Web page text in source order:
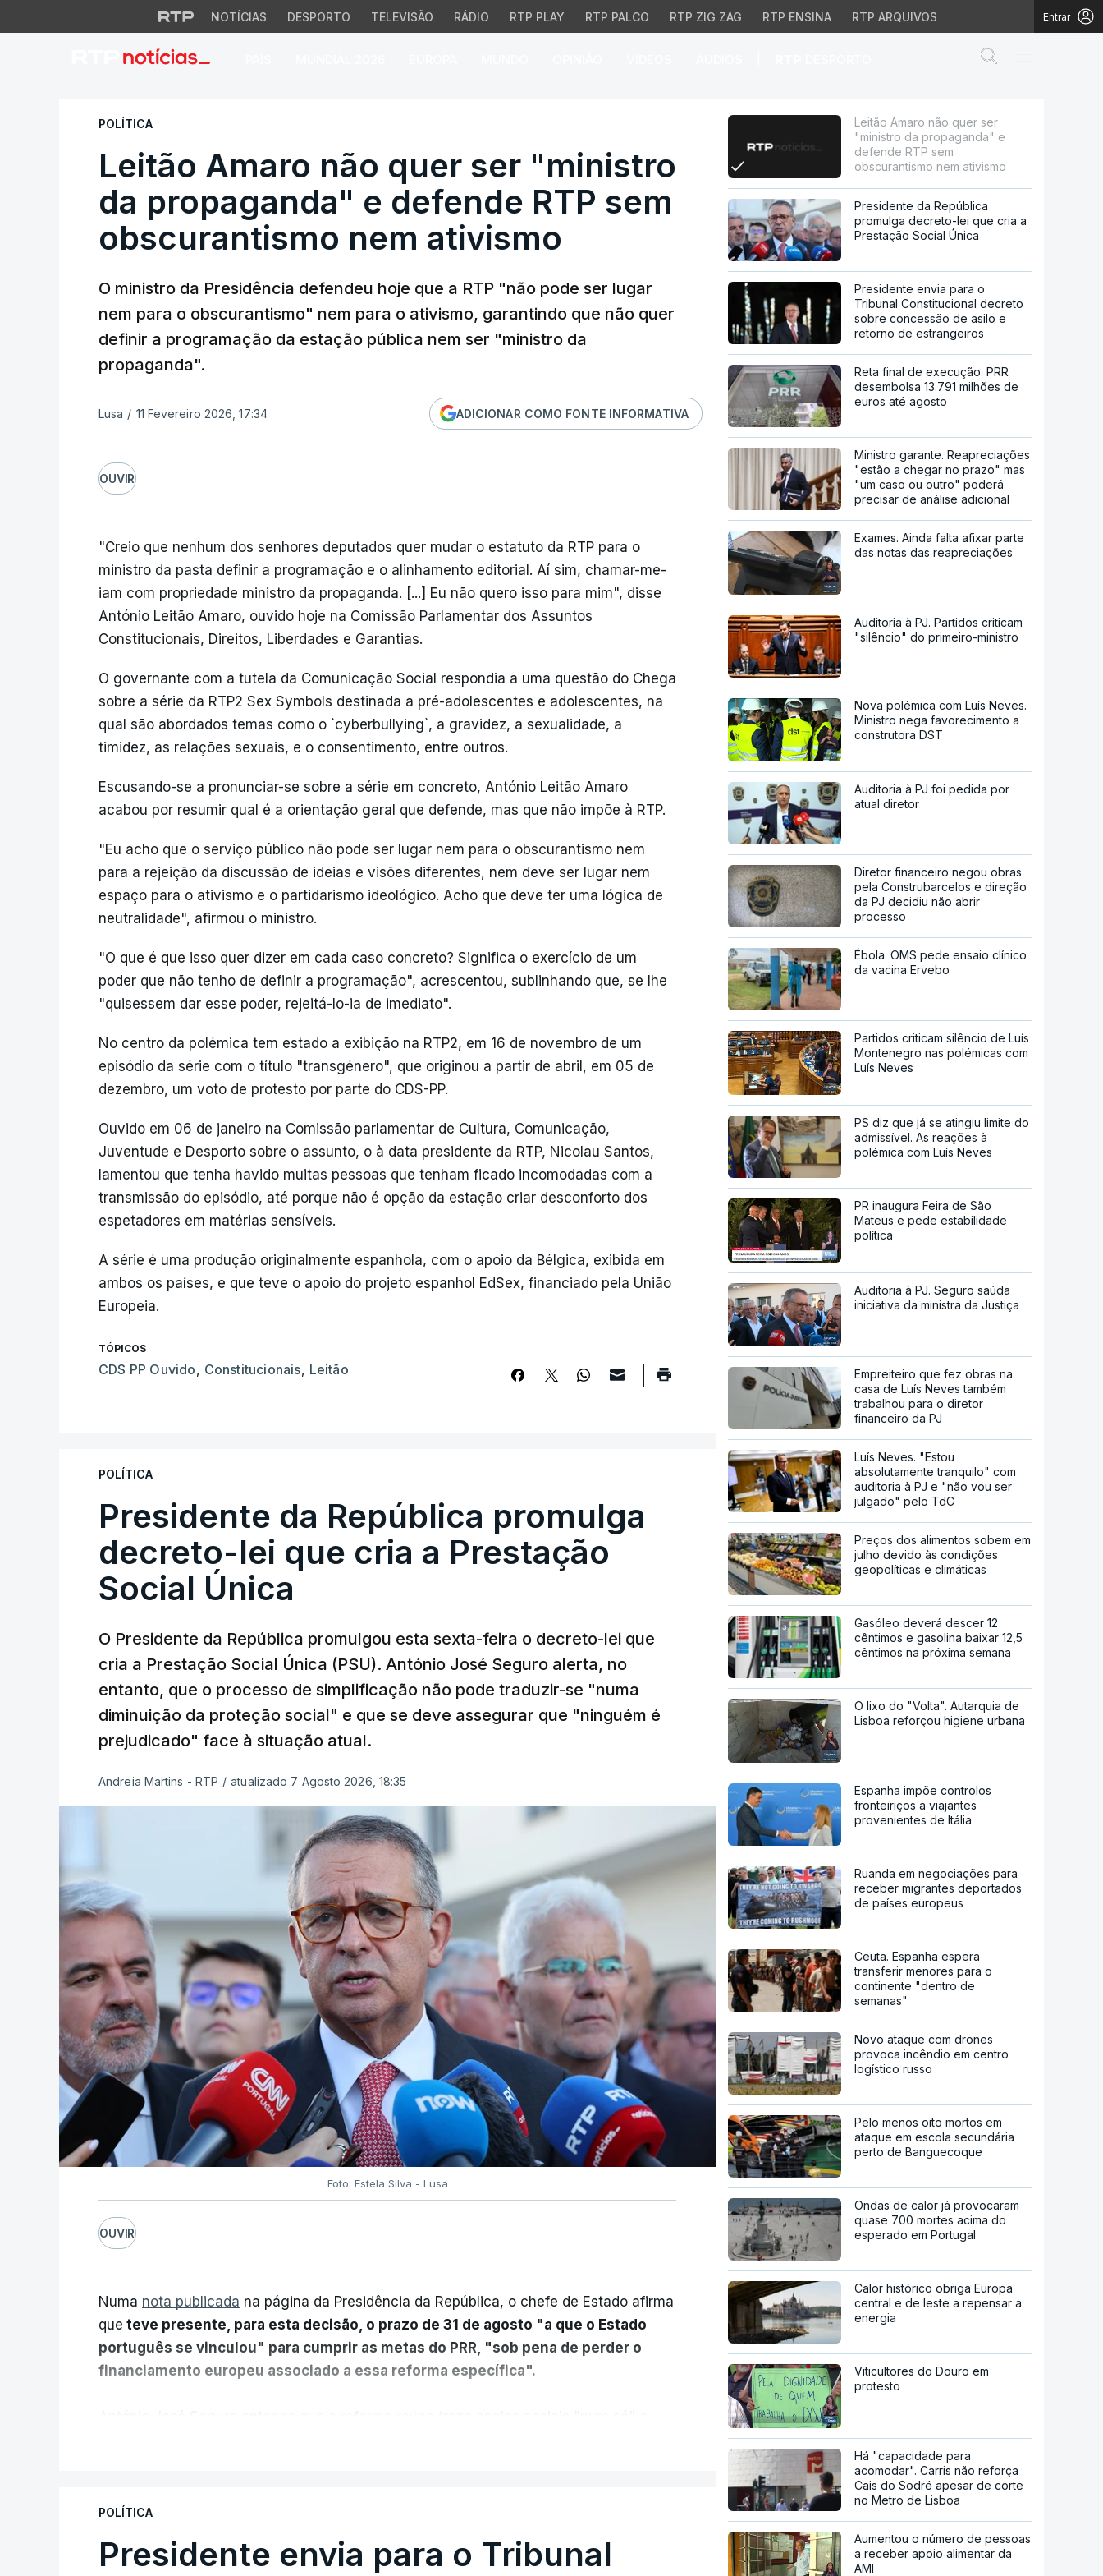
NOTÍCIAS DESPORTO TELEVISÃO RÁDIO RTP PLAY RTP PALCO RTP ZIG ZAG RTP ENSINA RTP ARQUIVOS Entrar
Leitão Amaro não quer ser "ministro da propaganda" e defende
POLÍTICA
Leitão Amaro não quer ser "ministro
da propaganda" e defende RTP sem
obscurantismo nem ativismo
O ministro da Presidência defendeu hoje que a RTP "não pode ser lugar
nem para o obscurantismo" nem para o ativismo, garantindo que não quer
definir a programação da estação pública nem ser "ministro da
propaganda".
Lusa / 11 Fevereiro 2026, 17:34 ADICIONAR COMO FONTE INFORMATIVA
OUVIR
"Creio que nenhum dos senhores deputados quer mudar o estatuto da RTP para o
ministro da pasta definir a programação e o alinhamento editorial. Aí sim, chamar-me-
iam com propriedade ministro da propaganda. [...] Eu não quero isso para mim", disse
António Leitão Amaro, ouvido hoje na Comissão Parlamentar dos Assuntos
Constitucionais, Direitos, Liberdades e Garantias.
O governante com a tutela da Comunicação Social respondia a uma questão do Chega
sobre a série da RTP2 Sex Symbols destinada a pré-adolescentes e adolescentes, na
qual são abordados temas como o `cyberbullying`, a gravidez, a sexualidade, a
timidez, as relações sexuais, e o consentimento, entre outros.
Escusando-se a pronunciar-se sobre a série em concreto, António Leitão Amaro
acabou por resumir qual é a orientação geral que defende, mas que não impõe à RTP.
"Eu acho que o serviço público não pode ser lugar nem para o obscurantismo nem
para a rejeição da discussão de ideias e visões diferentes, nem deve ser lugar nem
espaço para o ativismo e o partidarismo ideológico. Acho que deve ter uma lógica de
neutralidade", afirmou o ministro.
"O que é que isso quer dizer em cada caso concreto? Significa o exercício de um
poder que não tenho de definir a programação", acrescentou, sublinhando que, se lhe
"quisessem dar esse poder, rejeitá-lo-ia de imediato".
No centro da polémica tem estado a exibição na RTP2, em 16 de novembro de um
episódio da série com o título "transgénero", que originou a partir de abril, em 05 de
dezembro, um voto de protesto por parte do CDS-PP.
Ouvido em 06 de janeiro na Comissão parlamentar de Cultura, Comunicação,
Juventude e Desporto sobre o assunto, o à data presidente da RTP, Nicolau Santos,
lamentou que tenha havido muitas pessoas que tenham ficado incomodadas com a
transmissão do episódio, até porque não é opção da estação criar desconforto dos
espetadores em matérias sensíveis.
A série é uma produção originalmente espanhola, com o apoio da Bélgica, exibida em
ambos os países, e que teve o apoio do projeto espanhol EdSex, financiado pela União
Europeia.
TÓPICOS
CDS PP Ouvido, Constitucionais, Leitão
POLÍTICA
Presidente da República promulga
decreto-lei que cria a Prestação
Social Única
O Presidente da República promulgou esta sexta-feira o decreto-lei que
cria a Prestação Social Única (PSU). António José Seguro alerta, no
entanto, que o processo de simplificação não pode traduzir-se "numa
diminuição da proteção social" e que se deve assegurar que "ninguém é
prejudicado" face à situação atual.
Andreia Martins - RTP / atualizado 7 Agosto 2026, 18:35
Foto: Estela Silva - Lusa
OUVIR
Numa nota publicada na página da Presidência da República, o chefe de Estado afirma
que teve presente, para esta decisão, o prazo de 31 de agosto "a que o Estado
português se vinculou" para cumprir as metas do PRR, "sob pena de perder o
financiamento europeu associado a essa reforma específica".
os apoios chegam a quem mais necessita, estaremos a dar um passo na direção
POLÍTICA
Presidente envia para o Tribunal
Leitão Amaro não quer ser
"ministro da propaganda" e
defende RTP sem
obscurantismo nem ativismo
Presidente da República
promulga decreto-lei que cria a
Prestação Social Única
Presidente envia para o
Tribunal Constitucional decreto
sobre concessão de asilo e
retorno de estrangeiros
Reta final de execução. PRR
desembolsa 13.791 milhões de
euros até agosto
Ministro garante. Reapreciações
"estão a chegar no prazo" mas
"um caso ou outro" poderá
precisar de análise adicional
Exames. Ainda falta afixar parte
das notas das reapreciações
Auditoria à PJ. Partidos criticam
"silêncio" do primeiro-ministro
Nova polémica com Luís Neves.
Ministro nega favorecimento a
construtora DST
Auditoria à PJ foi pedida por
atual diretor
Diretor financeiro negou obras
pela Construbarcelos e direção
da PJ decidiu não abrir
processo
Ébola. OMS pede ensaio clínico
da vacina Ervebo
Partidos criticam silêncio de Luís
Montenegro nas polémicas com
Luís Neves
PS diz que já se atingiu limite do
admissível. As reações à
polémica com Luís Neves
PR inaugura Feira de São
Mateus e pede estabilidade
política
Auditoria à PJ. Seguro saúda
iniciativa da ministra da Justiça
Empreiteiro que fez obras na
casa de Luís Neves também
trabalhou para o diretor
financeiro da PJ
Luís Neves. "Estou
absolutamente tranquilo" com
auditoria à PJ e "não vou ser
julgado" pelo TdC
Preços dos alimentos sobem em
julho devido às condições
geopolíticas e climáticas
Gasóleo deverá descer 12
cêntimos e gasolina baixar 12,5
cêntimos na próxima semana
O lixo do "Volta". Autarquia de
Lisboa reforçou higiene urbana
Espanha impõe controlos
fronteiriços a viajantes
provenientes de Itália
Ruanda em negociações para
receber migrantes deportados
de países europeus
Ceuta. Espanha espera
transferir menores para o
continente "dentro de
semanas"
Novo ataque com drones
provoca incêndio em centro
logístico russo
Pelo menos oito mortos em
ataque em escola secundária
perto de Banguecoque
Ondas de calor já provocaram
quase 700 mortes acima do
esperado em Portugal
Calor histórico obriga Europa
central e de leste a repensar a
energia
Viticultores do Douro em
protesto
Há "capacidade para
acomodar". Carris não reforça
Cais do Sodré apesar de corte
no Metro de Lisboa
Aumentou o número de pessoas
a receber apoio alimentar da
AMI